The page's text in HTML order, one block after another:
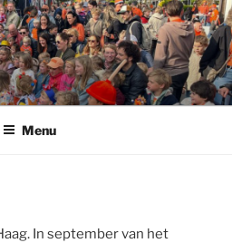
OPGEPAST
Menu
In september van het